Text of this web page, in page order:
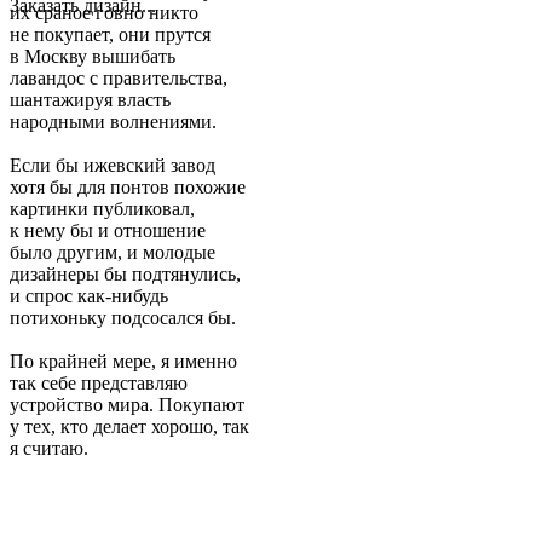
их сраное говно никто
не покупает, они прутся
в Москву вышибать
лавандос с правительства,
шантажируя власть
народными волнениями.
Если бы ижевский завод
хотя бы для понтов похожие
картинки публиковал,
к нему бы и отношение
было другим, и молодые
дизайнеры бы подтянулись,
и спрос как-нибудь
потихоньку подсосался бы.
По крайней мере, я именно
так себе представляю
устройство мира. Покупают
у тех, кто делает хорошо, так
я считаю.
Заказать дизайн...